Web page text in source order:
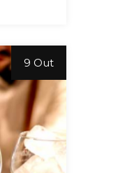
9 Out